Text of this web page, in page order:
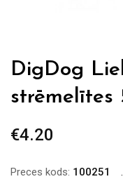
DigDog
strēmelītes
€4.20
Preces kods: 100251